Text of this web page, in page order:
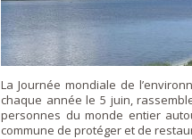
La Journée mondiale de
chaque année le 5 juin,
personnes du monde entier
commune de protéger et de